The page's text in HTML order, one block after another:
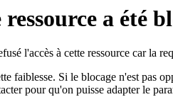
a été
l'accès à cette ressource car la
faiblesse. Si le blocage n'est pas
pour qu'on puisse adapter le